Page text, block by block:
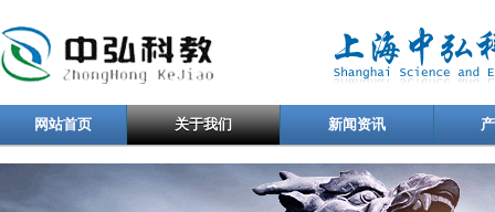
网站首页 关于我们 新闻资讯